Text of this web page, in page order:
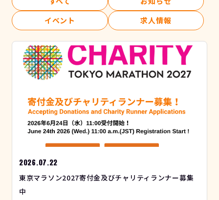
イベント
求人情報
2026.07.22
東京マラソン2027寄付金及びチャリティランナー募集
中